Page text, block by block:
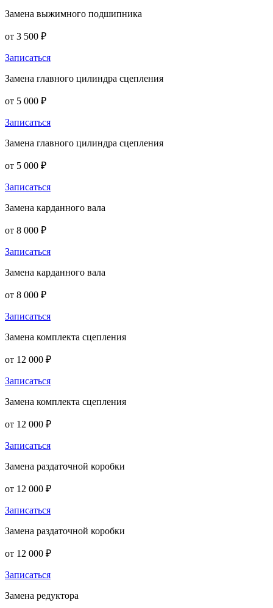
Замена выжимного подшипника
от 3 500 ₽
Записаться
Замена главного цилиндра сцепления
от 5 000 ₽
Записаться
Замена главного цилиндра сцепления
от 5 000 ₽
Записаться
Замена карданного вала
от 8 000 ₽
Записаться
Замена карданного вала
от 8 000 ₽
Записаться
Замена комплекта сцепления
от 12 000 ₽
Записаться
Замена комплекта сцепления
от 12 000 ₽
Записаться
Замена раздаточной коробки
от 12 000 ₽
Записаться
Замена раздаточной коробки
от 12 000 ₽
Записаться
Замена редуктора